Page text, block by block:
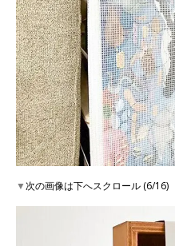
▼次の画像は下へスクロール (6/16)